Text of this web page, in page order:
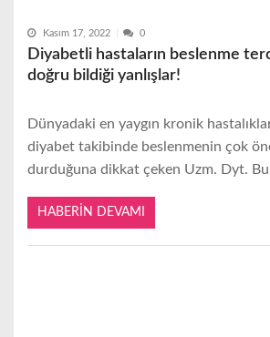
Kasım 17, 2022 0
Diyabetli hastaların beslenme
doğru bildiği yanlışlar!
Dünyadaki en yaygın kronik
diyabet takibinde beslenmenin çok
durduğuna dikkat çeken Uzm. Dyt.
HABERIN DEVAMI